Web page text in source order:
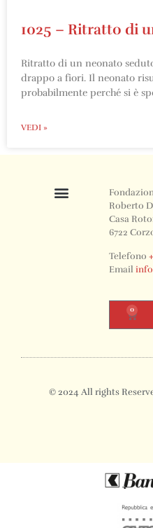
1025 – Ritratto di
Ritratto di un neonato
drappo a fiori. Il neonato
probabilmente perché si è
VEDI »
Roberto
Casa
6722
Telefono
Email
0
© 2024 All rights